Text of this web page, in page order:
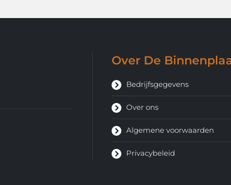
Over De
Bedrijfsgegevens
Over ons
Algemene voorwaarden
Privacybeleid